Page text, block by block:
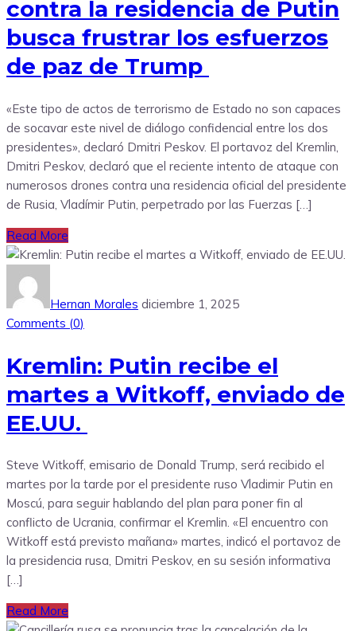
contra la residencia de Putin
busca frustrar los esfuerzos
de paz de Trump
«Este tipo de actos de terrorismo de Estado no son capaces
de socavar este nivel de diálogo confidencial entre los dos
presidentes», declaró Dmitri Peskov. El portavoz del Kremlin,
Dmitri Peskov, declaró que el reciente intento de ataque con
numerosos drones contra una residencia oficial del presidente
de Rusia, Vladímir Putin, perpetrado por las Fuerzas […]
Read More
Hernan Morales diciembre 1, 2025
Comments (0)
Kremlin: Putin recibe el
martes a Witkoff, enviado de
EE.UU.
Steve Witkoff, emisario de Donald Trump, será recibido el
martes por la tarde por el presidente ruso Vladimir Putin en
Moscú, para seguir hablando del plan para poner fin al
conflicto de Ucrania, confirmar el Kremlin. «El encuentro con
Witkoff está previsto mañana» martes, indicó el portavoz de
la presidencia rusa, Dmitri Peskov, en su sesión informativa
[…]
Read More